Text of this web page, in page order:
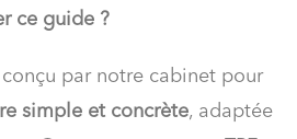
ce guide ?
par notre cabinet pour
simple et concrète, adaptée